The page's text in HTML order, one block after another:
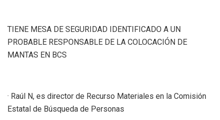
TIENE MESA DE SEGURIDAD IDENTIFICADO A UN
PROBABLE RESPONSABLE DE LA COLOCACIÓN DE
MANTAS EN BCS
· Raúl N, es director de Recurso Materiales en la Comisión
Estatal de Búsqueda de Personas